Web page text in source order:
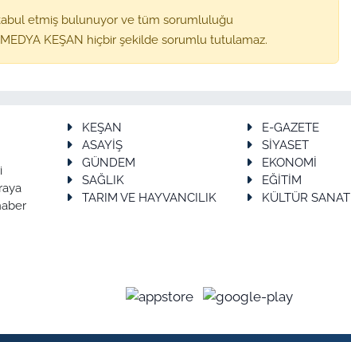
etmiş bulunuyor ve tüm sorumluluğu
KEŞAN hiçbir şekilde sorumlu tutulamaz.
KEŞAN
E-GAZETE
ASAYİŞ
SİYASET
GÜNDEM
EKONOMİ
SAĞLIK
EĞİTİM
TARIM VE HAYVANCILIK
KÜLTÜR SANAT